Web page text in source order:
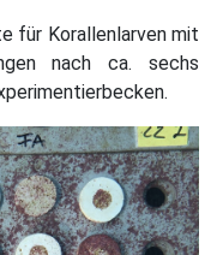
für Korallenlarven mit
nach ca. sechs